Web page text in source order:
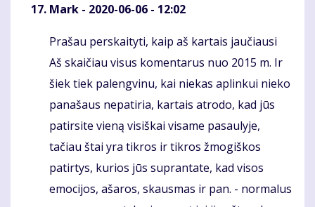
Mark - 2020-06-06 - 12:02
Komentaras
Prašau perskaityti, kaip aš kartais jaučiausi
Aš skaičiau visus komentarus nuo 2015 m. Ir
šiek tiek palengvinu, kai niekas aplinkui nieko
panašaus nepatiria, kartais atrodo, kad jūs
patirsite vieną visiškai visame pasaulyje,
tačiau štai yra tikros ir tikros žmogiškos
patirtys, kurios jūs suprantate, kad visos
emocijos, ašaros, skausmas ir pan. - normalus